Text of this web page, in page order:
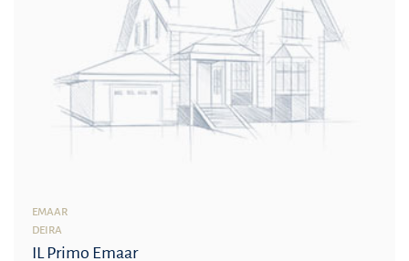
EMAAR
DEIRA
IL Primo Emaar